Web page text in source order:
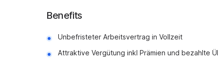
Benefits
Unbefristeter Arbeitsvertrag in Vollzeit
Attraktive Vergütung inkl Prämien und bezahlte